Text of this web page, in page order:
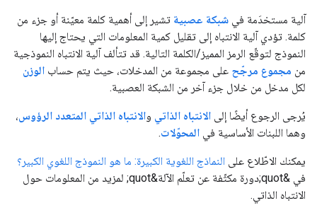
آلية مستخدَمة في شبكة عصبية تشير إلى أهمية كلمة معيّنة أو جزء من
كلمة. تؤدي آلية الانتباه إلى تقليل كمية المعلومات التي يحتاج إليها
النموذج لتوقّع الرمز المميز/الكلمة التالية. قد تتألف آلية الانتباه النموذجية
من مجموع مرجّح على مجموعة من المدخلات، حيث يتم حساب الوزن
لكل مدخل من خلال جزء آخر من الشبكة العصبية.
يُرجى الرجوع أيضًا إلى الانتباه الذاتي والانتباه الذاتي المتعدد الرؤوس،
وهما اللبنات الأساسية في المحوّلات.
يمكنك الاطّلاع على النماذج اللغوية الكبيرة: ما هو النموذج اللغوي الكبير؟
في &quot;دورة مكثّفة عن تعلّم الآلة&quot; لمزيد من المعلومات حول
الانتباه الذاتي.